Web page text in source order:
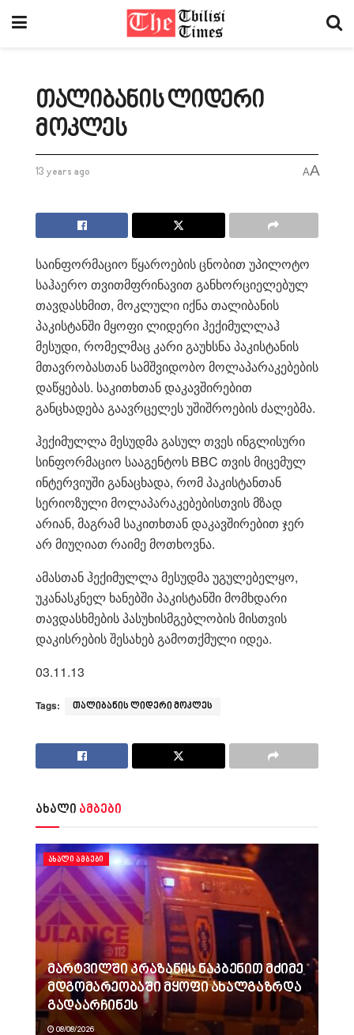
თალიბანის ლიდერი
მოკლეს
13 years ago AA
საინფორმაციო წყაროების ცნობით უპილოტო
საჰაერო თვითმფრინავით განხორციელებულ
თავდასხმით, მოკლული იქნა თალიბანის
პაკისტანში მყოფი ლიდერი ჰექიმულლაჰ
მესუდი, რომელმაც კარი გაუხსნა პაკისტანის
მთავრობასთან სამშვიდობო მოლაპარაკებების
დაწყებას. საკითხთან დაკავშირებით
განცხადება გაავრცელეს უშიშროების ძალებმა.
ჰექიმულლა მესუდმა გასულ თვეს ინგლისური
სინფორმაციო სააგენტოს BBC თვის მიცემულ
ინტერვიუში განაცხადა, რომ პაკისტანთან
სერიოზული მოლაპარაკებებისთვის მზად
არიან, მაგრამ საკითხთან დაკავშირებით ჯერ
არ მიუღიათ რაიმე მოთხოვნა.
ამასთან ჰექიმულლა მესუდმა უგულებელყო,
უკანასკნელ ხანებში პაკისტანში მომხდარი
თავდასხმების პასუხისმგებლობის მისთვის
დაკისრების შესახებ გამოთქმული იდეა.
03.11.13
Tags: თალიბანის ლიდერი მოკლეს
ახალი ამბები
ᲐᲮᲐᲚᲘ ᲐᲛᲑᲔᲑᲘ
მარტვილში კრაზანის ნაკბენით მძიმე
მდგომარეობაში მყოფი ახალგაზრდა
გადაარჩინეს
08/08/2026